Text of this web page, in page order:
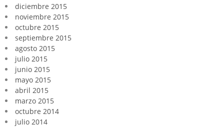
diciembre 2015
noviembre 2015
octubre 2015
septiembre 2015
agosto 2015
julio 2015
junio 2015
mayo 2015
abril 2015
marzo 2015
octubre 2014
julio 2014